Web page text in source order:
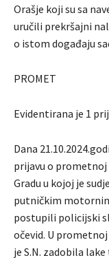
Orašje koji su sa
uručili prekršajni
o istom događaju
PROMET
Evidentirana je 1
Dana
prijavu o prometnoj
Gradu u kojoj je
putničkim
postupili policijski
očevid. U
je S.N. zadobila